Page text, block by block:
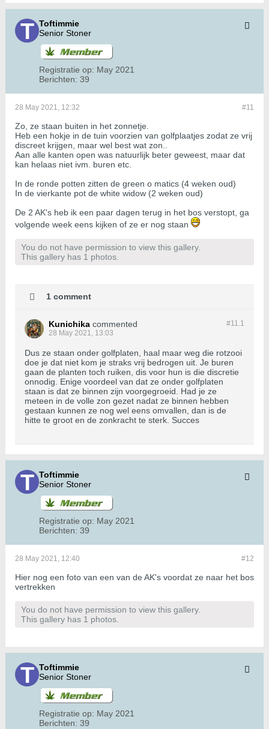
Toftimmie
Senior Stoner
Registratie op: May 2021
Berichten: 39
#11
28 May 2021, 12:32
Zo, ze staan buiten in het zonnetje.
Heb een hokje in de tuin voorzien van golfplaatjes zodat ze vrij
discreet krijgen, maar wel best wat zon..
Aan alle kanten open was natuurlijk beter geweest, maar dat
kan helaas niet ivm. buren etc.
In de ronde potten zitten de green o matics (4 weken oud)
In de vierkante pot de white widow (2 weken oud)
De 2 AK's heb ik een paar dagen terug in het bos verstopt, ga
volgende week eens kijken of ze er nog staan
You do not have permission to view this gallery.
This gallery has 1 photos.
1 comment
#11.1
Kunichika commented
28 May 2021, 13:03
Dus ze staan onder golfplaten, haal maar weg die rotzooi
doe je dat niet kom je straks vrij bedrogen uit. Je buren
gaan de planten toch ruiken, dis voor hun is die discretie
onnodig. Enige voordeel van dat ze onder golfplaten
staan is dat ze binnen zijn voorgegroeid. Had je ze
meteen in de volle zon gezet nadat ze binnen hebben
gestaan kunnen ze nog wel eens omvallen, dan is de
hitte te groot en de zonkracht te sterk. Succes
Toftimmie
Senior Stoner
Registratie op: May 2021
Berichten: 39
#12
28 May 2021, 12:40
Hier nog een foto van een van de AK's voordat ze naar het bos
vertrekken
You do not have permission to view this gallery.
This gallery has 1 photos.
Toftimmie
Senior Stoner
Registratie op: May 2021
Berichten: 39